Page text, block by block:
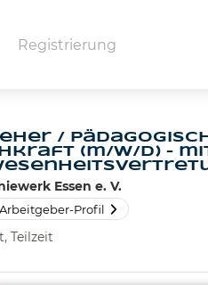
Registrierung
/
(m/w/d) –
Essen e. V.
Profil
Teilzeit